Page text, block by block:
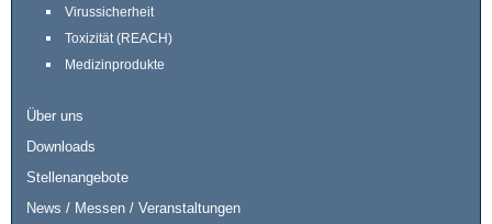
Virussicherheit
Toxizität (REACH)
Medizinprodukte
Über uns
Downloads
Stellenangebote
News / Messen / Veranstaltungen